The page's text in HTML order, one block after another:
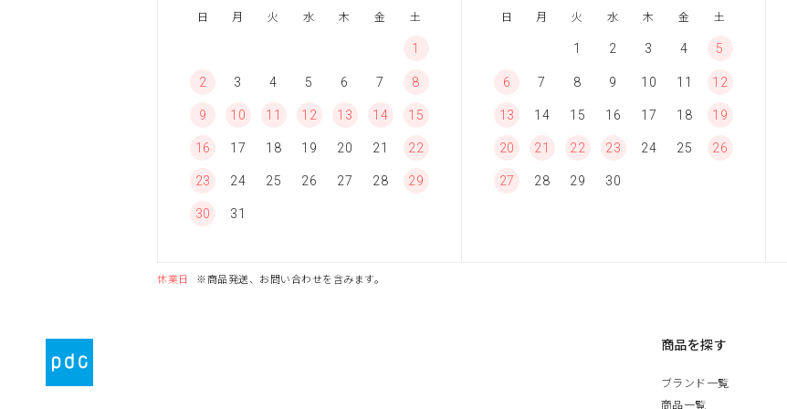
日 月 火 水 木 金 土
1
2 3 4 5 6 7 8
9 10 11 12 13 14 15
16 17 18 19 20 21 22
23 24 25 26 27 28 29
30 31
日 月 火 水 木 金 土
1 2 3 4 5
6 7 8 9 10 11 12
13 14 15 16 17 18 19
20 21 22 23 24 25 26
27 28 29 30
休業日 ※商品発送、お問い合わせを含みます。
商品を探す
ブランド一覧
商品一覧